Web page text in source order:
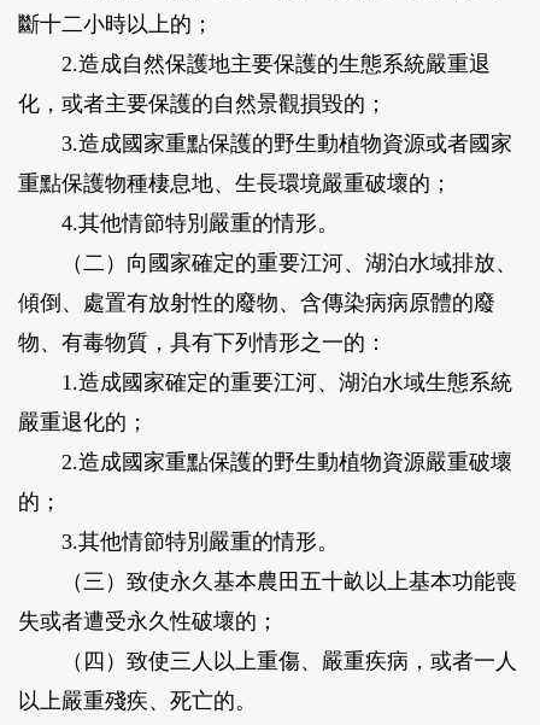
斷十二小時以上的；
2.造成自然保護地主要保護的生態系統嚴重退
化，或者主要保護的自然景觀損毀的；
3.造成國家重點保護的野生動植物資源或者國家
重點保護物種棲息地、生長環境嚴重破壞的；
4.其他情節特別嚴重的情形。
（二）向國家確定的重要江河、湖泊水域排放、
傾倒、處置有放射性的廢物、含傳染病病原體的廢
物、有毒物質，具有下列情形之一的：
1.造成國家確定的重要江河、湖泊水域生態系統
嚴重退化的；
2.造成國家重點保護的野生動植物資源嚴重破壞
的；
3.其他情節特別嚴重的情形。
（三）致使永久基本農田五十畝以上基本功能喪
失或者遭受永久性破壞的；
（四）致使三人以上重傷、嚴重疾病，或者一人
以上嚴重殘疾、死亡的。